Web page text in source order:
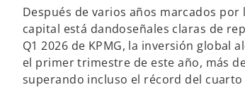
Después de varios años marcados
capital está dandoseñales claras de
Q1 2026 de KPMG, la inversión global
el primer trimestre de este año, más
superando incluso el récord del